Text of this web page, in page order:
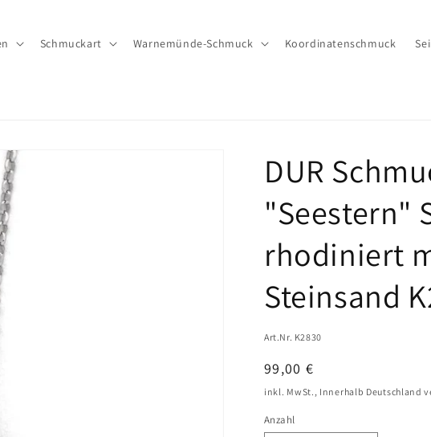
Schmuckart Warnemünde-Schmuck Koordinatenschmuck
DUR
"Seestern"
rhodiniert
Steinsand
Art.Nr. K2830
Normaler
Preis
99,00 €
inkl. MwSt., Innerhalb Deutschland
Anzahl